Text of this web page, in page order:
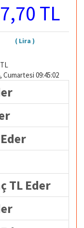
TL
( Lira )
Cumartesi 09:45:02
TL Eder